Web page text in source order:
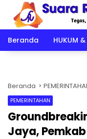
Langsung
konten
Beranda
HUKUM
Beranda
PEMERINTAHAN
Jaya,